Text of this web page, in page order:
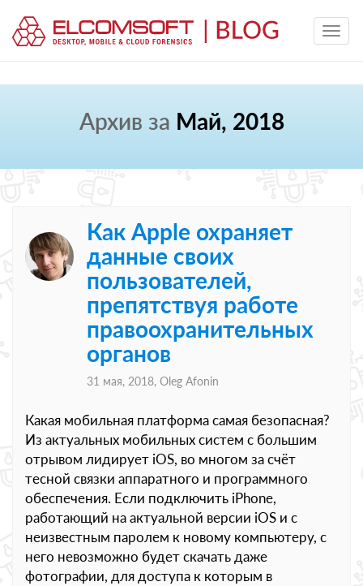
Архив за Май, 2018
Как Apple охраняет
данные своих
пользователей,
препятствуя работе
правоохранительных
органов
31 мая, 2018, Oleg Afonin
Какая мобильная платформа самая безопасная?
Из актуальных мобильных систем с большим
отрывом лидирует iOS, во многом за счёт
тесной связки аппаратного и программного
обеспечения. Если подключить iPhone,
работающий на актуальной версии iOS и с
неизвестным паролем к новому компьютеру, с
него невозможно будет скачать даже
фотографии, для доступа к которым в